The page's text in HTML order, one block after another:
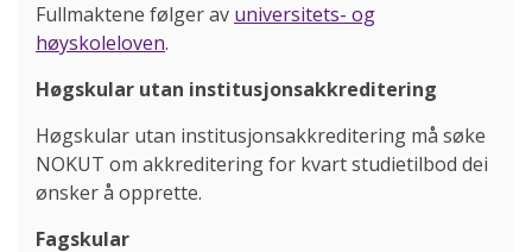
Fullmaktene følger av universitets- og
høyskoleloven.
Høgskular utan institusjonsakkreditering
Høgskular utan institusjonsakkreditering må søke
NOKUT om akkreditering for kvart studietilbod dei
ønsker å opprette.
Fagskular